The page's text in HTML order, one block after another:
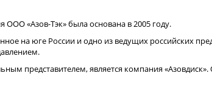
ООО «Азов-Тэк» была основана в 2005 году.
на юге России и одно из ведущих российских
представителем, является компания